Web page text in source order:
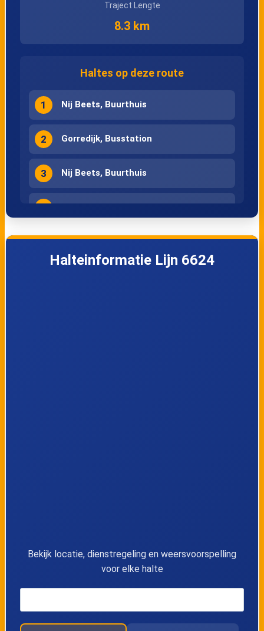
Traject Lengte
8.3 km
Haltes op deze route
1 Nij Beets, Buurthuis
2 Gorredijk, Busstation
3 Nij Beets, Buurthuis
4 Gorredijk, Busstation
Halteinformatie Lijn 6624
Bekijk locatie, dienstregeling en weersvoorspelling
voor elke halte